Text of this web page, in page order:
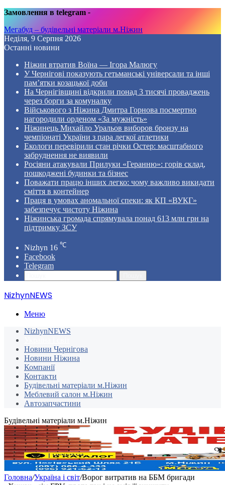
Замовлення в telegram -
Мегабуд – будівельні матеріали м.Ніжин
Неділя, 9 Серпня 2026
Останні новини
Ніжин втратив Воїна — Ігора Малюгу
У Чернігові показують гетьманські універсали та інші
пам’ятки козацької доби
На Чернігівщині відкрили понад 3 тисячі проваджень
через борги за комуналку
Військового з Ніжина Дмитра Горнова посмертно
нагородили орденом «За мужність»
Ніжинець Михайло Уральов виборов бронзу на
чемпіонаті України з пара легкої атлетики
Екологи перевірили стан річки Остер: масштабного
забруднення не виявили
Росіяни атакували Прилуки «Геранню»: горів склад,
пошкоджені будинки та бізнес
Поважати працю інших легко: чому важливо викидати
сміття в контейнер
Праця в умовах аномальної спеки: як КП «ВУКГ»
забезпечує чистоту Ніжина
Ніжинська громада спрямувала понад 613 млн грн на
підтримку ЗСУ
Nizhyn 16 ℃
Facebook
Telegram
NizhynNEWS
Меню
NizhynNEWS
Новини Чернігова
Новини Ніжина
Компанії
Контакти
Будівельні матеріали м.Ніжин
Меблевий салон м.Ніжин
Автозапчастини
Будівельні матеріали м.Ніжин
Головна/Україна і світ/Ворог витратив на ББМ бригади